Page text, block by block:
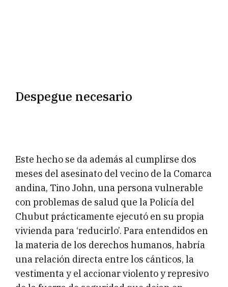
Despegue necesario
Este hecho se da además al cumplirse dos
meses del asesinato del vecino de la Comarca
andina, Tino John, una persona vulnerable
con problemas de salud que la Policía del
Chubut prácticamente ejecutó en su propia
vivienda para ‘reducirlo’. Para entendidos en
la materia de los derechos humanos, habría
una relación directa entre los cánticos, la
vestimenta y el accionar violento y represivo